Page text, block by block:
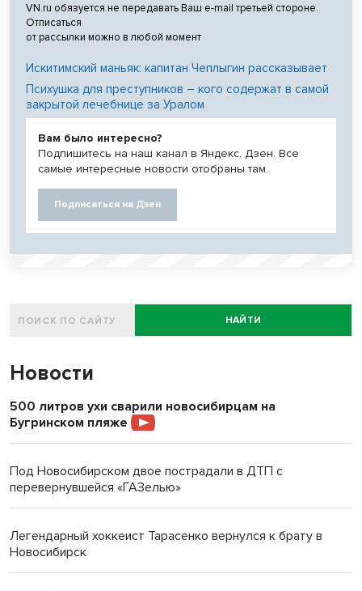
VN.ru обязуется не передавать Ваш e-mail третьей стороне.
Отписаться
от рассылки можно в любой момент
Искитимский маньяк: капитан Чеплыгин рассказывает
Психушка для преступников – кого содержат в самой
закрытой лечебнице за Уралом
Вам было интересно?
Подпишитесь на наш канал в Яндекс. Дзен. Все
самые интересные новости отобраны там.
Подписаться на Дзен
НАЙТИ
Новости
500 литров ухи сварили новосибирцам на
Бугринском пляже
Под Новосибирском двое пострадали в ДТП с
перевернувшейся «ГАЗелью»
Легендарный хоккеист Тарасенко вернулся к брату в
Новосибирск